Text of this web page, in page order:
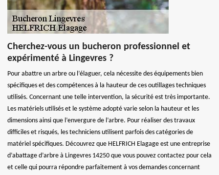
Cherchez-vous un bucheron professionnel et
expérimenté à Lingevres ?
Pour abattre un arbre ou l’élaguer, cela nécessite des équipements bien
spécifiques et des compétences à la hauteur de ces outillages techniques
utilisés. Concernant une telle intervention, la sécurité est très importante.
Les matériels utilisés et le système adopté varie selon la hauteur et les
dimensions ainsi que l’envergure de l’arbre. Pour réaliser des travaux
difficiles et risqués, les techniciens utilisent parfois des catégories de
matériel spécifiques. Découvrez que HELFRICH Elagage est une entreprise
d’abattage d’arbre à Lingevres 14250 que vous pouvez contactez pour cela
et celle qui pourra répondre parfaitement à vos demandes concernant